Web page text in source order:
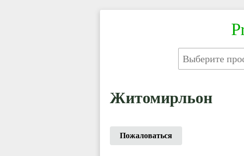
Житомирльон
Пожаловаться